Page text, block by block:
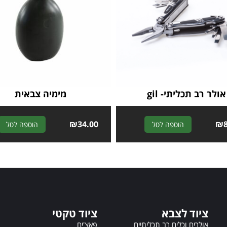
אולר רב תכליתי- gil
₪ הוספה לסל
t
r
v
מימיה צבאית
₪34.00 הוספה לסל
ציוד לצבא
אולרים וכלים רב תכליתיים
ציוד טקטי
פאצ'ים